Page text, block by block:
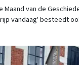
Maand van de
vandaag' besteedt